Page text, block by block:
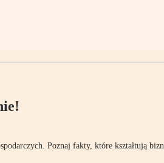
Poznaj fakty, które kształtują